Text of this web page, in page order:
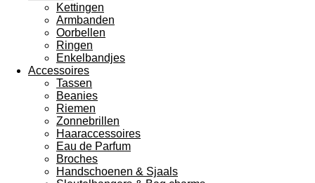
Kettingen
Armbanden
Oorbellen
Ringen
Enkelbandjes
Accessoires
Tassen
Beanies
Riemen
Zonnebrillen
Haaraccessoires
Eau de Parfum
Broches
Handschoenen & Sjaals